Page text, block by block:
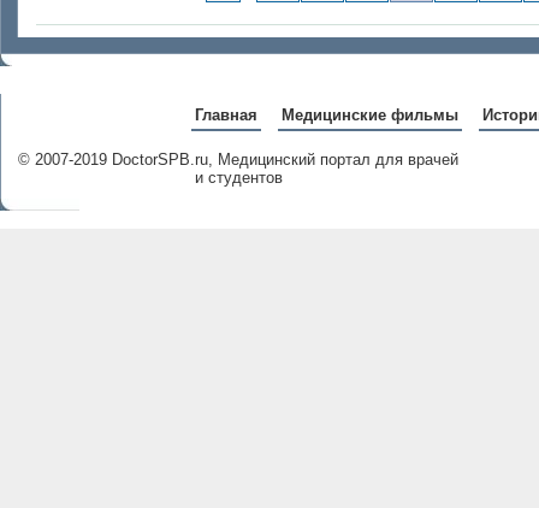
Главная Медицинские фильмы
© 2007-2019 DoctorSPB.ru, Медицинский портал для врачей
и студентов